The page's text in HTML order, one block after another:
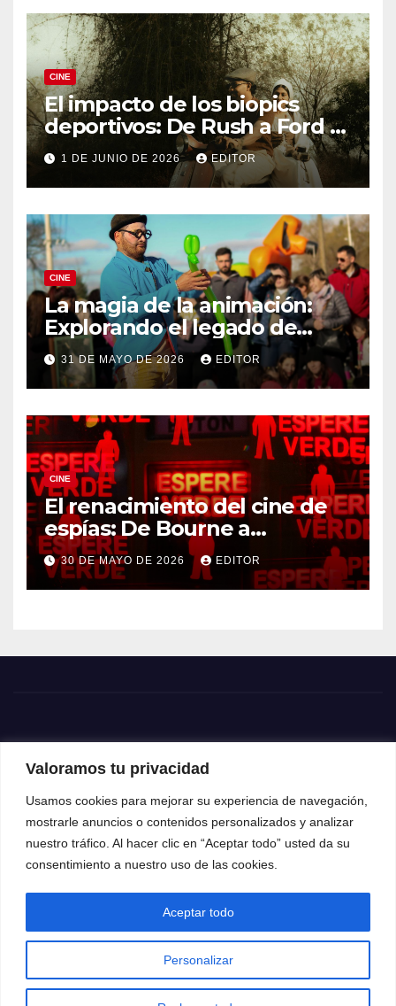
Valoramos tu privacidad
Usamos cookies para mejorar su experiencia de navegación,
mostrarle anuncios o contenidos personalizados y analizar
nuestro tráfico. Al hacer clic en “Aceptar todo” usted da su
consentimiento a nuestro uso de las cookies.
Personalizar
Aceptar todo
CINE
El impacto de los biopics
deportivos: De Rush a Ford v
Ferrari
1 DE JUNIO DE 2026 EDITOR
CINE
La magia de la animación:
Explorando el legado de
DreamWorks
31 DE MAYO DE 2026 EDITOR
CINE
El renacimiento del cine de
espías: De Bourne a
Treadstone
30 DE MAYO DE 2026 EDITOR
Funciona gracias a WordPress|Tema: News Way por
Contacto Política de privacidad